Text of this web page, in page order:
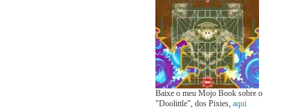
Baixe o meu Mojo Book sobre o
"Doolittle", dos Pixies, aqui